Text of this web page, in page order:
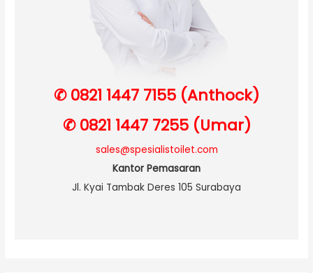
✆ 0821 1447 7155 (Anthock)
✆ 0821 1447 7255 (Umar)
sales@spesialistoilet.com
Kantor Pemasaran
Jl. Kyai Tambak Deres 105 Surabaya